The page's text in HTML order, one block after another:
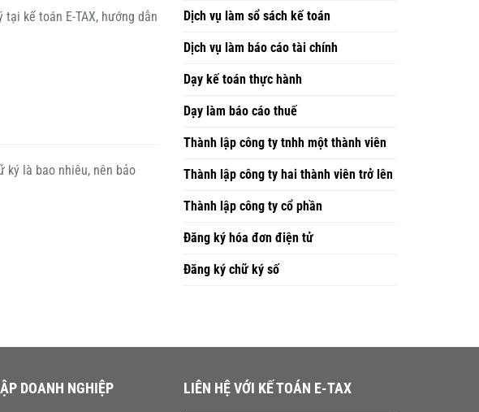
DOANH NGHIỆP LIÊN HỆ VỚI KẾ TOÁN E-TAX
kế toán E-TAX, hướng dẫn
ký là bao nhiêu, nên bảo
Dịch vụ làm sổ sách kế toán
Dịch vụ làm báo cáo tài chính
Dạy kế toán thực hành
Dạy làm báo cáo thuế
Thành lập công ty tnhh một thành viên
Thành lập công ty hai thành viên trở lên
Thành lập công ty cổ phần
Đăng ký hóa đơn điện tử
Đăng ký chữ ký số